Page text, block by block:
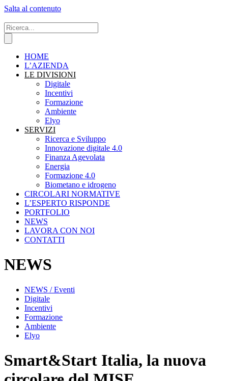
Salta al contenuto
HOME
L’AZIENDA
LE DIVISIONI
Digitale
Incentivi
Formazione
Ambiente
Elyo
SERVIZI
Ricerca e Sviluppo
Innovazione digitale 4.0
Finanza Agevolata
Energia
Formazione 4.0
Biometano e idrogeno
CIRCOLARI NORMATIVE
L’ESPERTO RISPONDE
PORTFOLIO
NEWS
LAVORA CON NOI
CONTATTI
NEWS
NEWS / Eventi
Digitale
Incentivi
Formazione
Ambiente
Elyo
Smart&Start Italia, la nuova